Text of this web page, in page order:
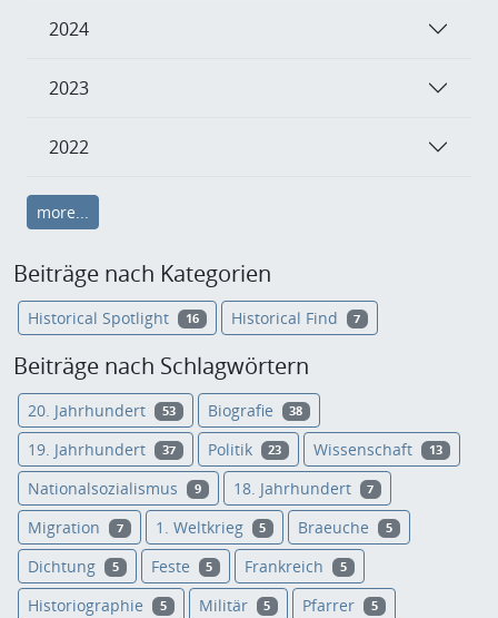
2024
2023
2022
more...
Beiträge nach Kategorien
Historical Spotlight 16 Historical Find 7
Beiträge nach Schlagwörtern
20. Jahrhundert 53 Biografie 38
19. Jahrhundert 37 Politik 23 Wissenschaft 13
Nationalsozialismus 9 18. Jahrhundert 7
Migration 7 1. Weltkrieg 5 Braeuche 5
Dichtung 5 Feste 5 Frankreich 5
Historiographie 5 Militär 5 Pfarrer 5